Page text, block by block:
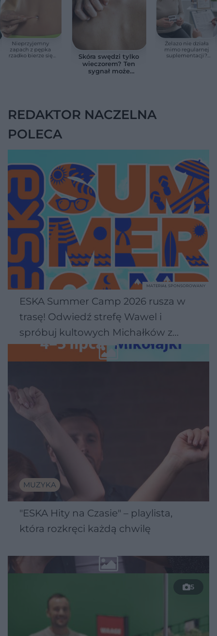
Nieprzyjemny
zapach z pępka
rzadko bierze się
Skóra swędzi tylko
wieczorem? Ten
sygnał może
Żelazo nie działa
mimo regularnej
suplementacji?
REDAKTOR NACZELNA
POLECA
ESKA Summer Camp 2026 rusza w
trasę! Odwiedź strefę Wawel i
spróbuj kultowych Michałków z
Wawelu
MATERIAŁ SPONSOROWANY
MUZYKA
"ESKA Hity na Czasie" – playlista,
która rozkręci każdą chwilę
5